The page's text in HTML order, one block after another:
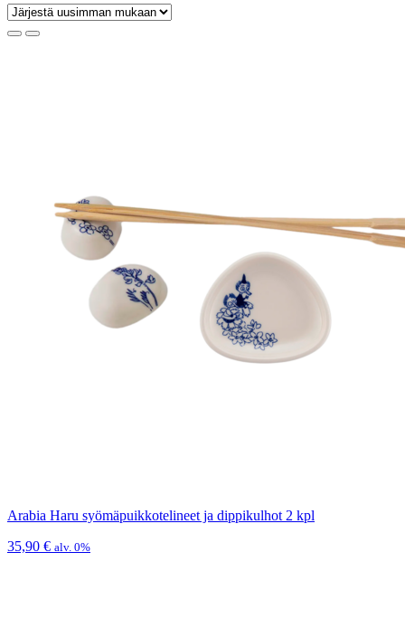
Arabia Haru syömäpuikkotelineet ja dippikulhot 2 kpl
35,90 € alv. 0%